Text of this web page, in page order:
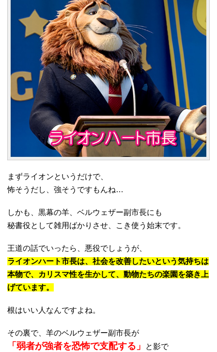
まずライオンというだけで、
怖そうだし、強そうですもんね…
しかも、黒幕の羊、ベルウェザー副市長にも
秘書役として雑用ばかりさせ、こき使う始末です。
王道の話でいったら、悪役でしょうが、
ライオンハート市長は、社会を改善したいという気持ちは
本物で、カリスマ性を生かして、動物たちの楽園を築き上
げています。
根はいい人なんですよね。
その裏で、羊のベルウェザー副市長が
「弱者が強者を恐怖で支配する」
と影で